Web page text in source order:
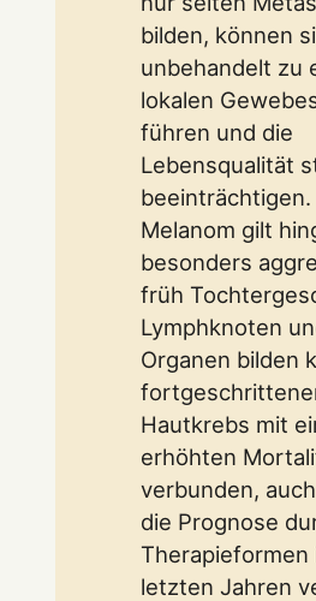
bilden, können
unbehandelt zu
lokalen
führen und die
Lebensqualität
beeinträchtigen.
Melanom gilt
besonders
früh
Lymphknoten
Organen bilden
Hautkrebs mit
erhöhten
verbunden,
die Prognose
Therapieformen
letzten Jahren